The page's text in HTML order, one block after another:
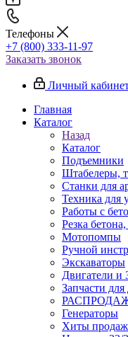
Телефоны
+7 (800) 333-11-97
Заказать звонок
Личный
Главная
Каталог
Назад
Каталог
Подъемники
Штабелеры,
Станки для
Техника для
Работы с
Резка бетона,
Мотопомпы
Ручной
Экскаваторы
Двигатели и
Запчасти
Генераторы
Хиты продаж